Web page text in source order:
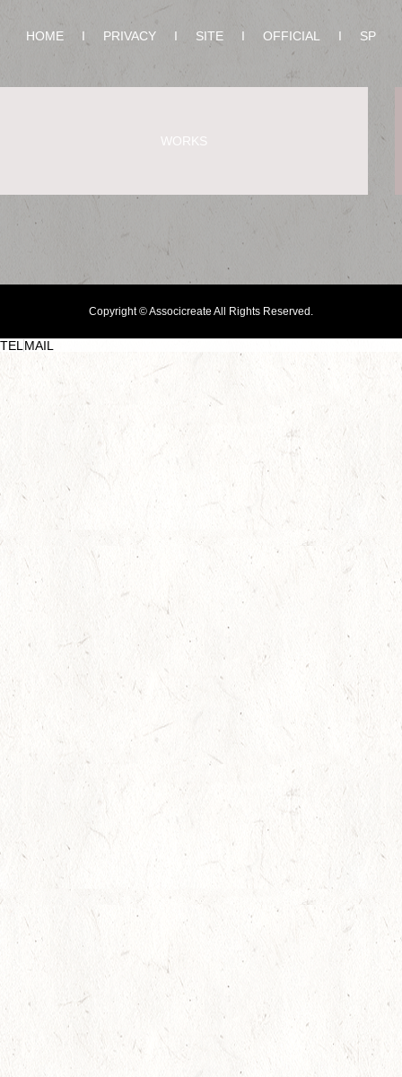
HOME I PRIVACY I SITE I OFFICIAL I SP
WORKS
Copyright © Associcreate All Rights Reserved.
TEL MAIL